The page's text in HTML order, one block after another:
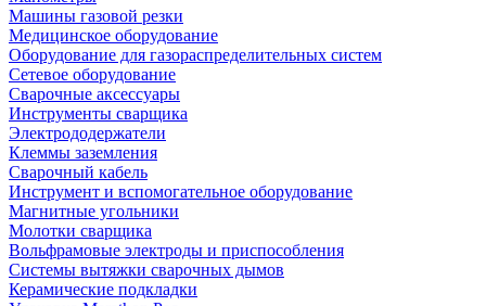
Машины газовой резки
Медицинское оборудование
Оборудование для газораспределительных систем
Сетевое оборудование
Сварочные аксессуары
Инструменты сварщика
Электрододержатели
Клеммы заземления
Сварочный кабель
Инструмент и вспомогательное оборудование
Магнитные угольники
Молотки сварщика
Вольфрамовые электроды и приспособления
Системы вытяжки сварочных дымов
Керамические подкладки